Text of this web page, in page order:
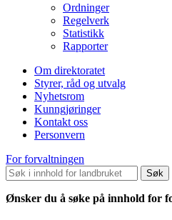
Ordninger
Regelverk
Statistikk
Rapporter
Om direktoratet
Styrer, råd og utvalg
Nyhetsrom
Kunngjøringer
Kontakt oss
Personvern
For forvaltningen
Søk
Ønsker du å søke på innhold for